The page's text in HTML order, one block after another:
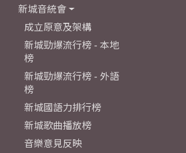
新城音統會
成立原意及架構
新城勁爆流行榜 - 本地
榜
新城勁爆流行榜 - 外語
榜
新城國語力排行榜
新城歌曲播放榜
音樂意見反映